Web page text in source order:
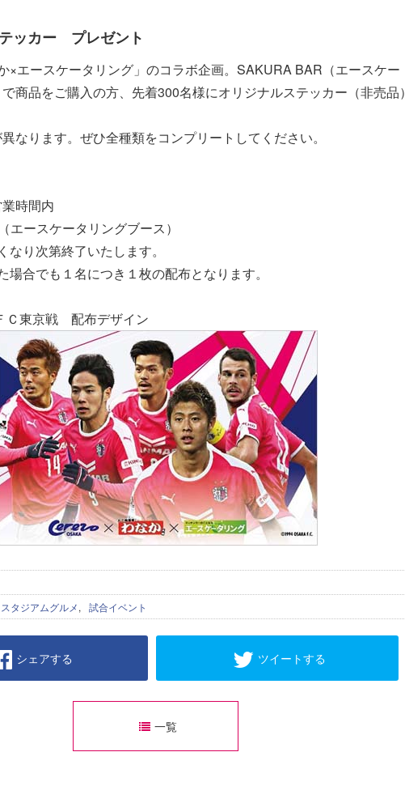
ッカー プレゼント
×エースケータリング」のコラボ企画。SAKURA BAR（エースケー
商品をご購入の方、先着300名様にオリジナルステッカー（非売品）
なります。ぜひ全種類をコンプリートしてください。
時間内
エースケータリングブース）
なり次第終了いたします。
場合でも１名につき１枚の配布となります。
Ｃ東京戦 配布デザイン
スタジアムグルメ, 試合イベント
シェアする ツイートする
一覧